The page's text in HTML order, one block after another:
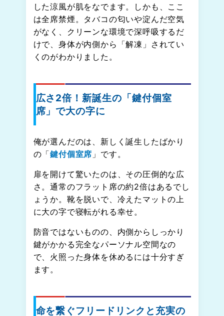
した涼風が肌をなでます。しかも、ここ
は全席禁煙。タバコの匂いや淀んだ空気
がなく、クリーンな環境で深呼吸するだ
けで、身体が内側から「解凍」されてい
くのがわかりました。
広さ2倍！新誕生の「鍵付個室
席」で大の字に
俺が選んだのは、新しく誕生したばかり
の「鍵付個室席 」です。
扉を開けて驚いたのは、その圧倒的な広
さ。通常のフラット席の約2倍はあるでし
ょうか。靴を脱いで、冷えたマットの上
に大の字で寝転がれる幸せ。
防音ではないものの、内側からしっかり
鍵がかかる完全なパーソナル空間なの
で、火照った身体を休めるには十分すぎ
ます。
命を繋ぐフリードリンクと充実の